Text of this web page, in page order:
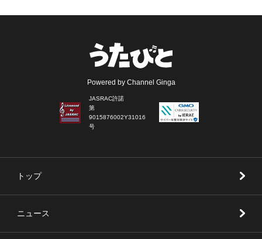
Powered by Channel Ginga
JASRAC許諾
第
9015876002Y31016
号
トップ
ニュース